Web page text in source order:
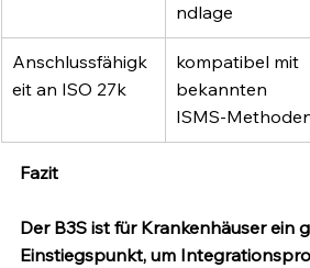
ndlage
Anschlussfähigk
eit an ISO 27k
kompatibel mit
bekannten
ISMS-
Fazit
Der B3S ist für Krankenhäuser ein
Einstiegspunkt, um